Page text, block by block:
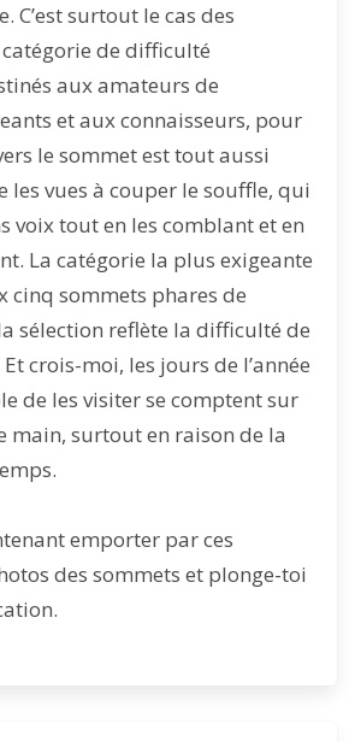
C’est surtout le cas des
de difficulté
aux amateurs de
et aux connaisseurs, pour
le sommet est tout aussi
vues à couper le souffle, qui
voix tout en les comblant et en
La catégorie la plus exigeante
cinq sommets phares de
sélection reflète la difficulté de
crois-moi, les jours de l’année
de les visiter se comptent sur
main, surtout en raison de la
emporter par ces
des sommets et plonge-toi